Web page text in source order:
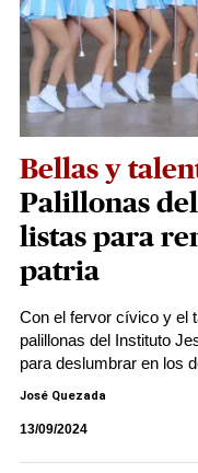
Bellas y
Palillonas
listas para
patria
Con el fervor cívico y el
palillonas del Instituto
para deslumbrar en los
José Quezada
13/09/2024